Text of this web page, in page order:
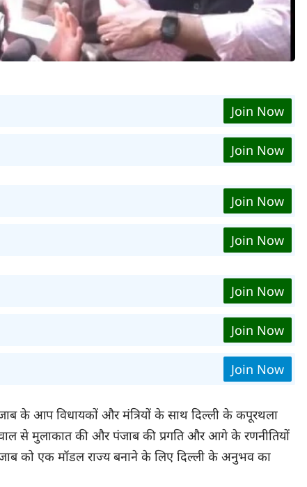
Join Now
Join Now
Join Now
Join Now
Join Now
Join Now
Join Now
के आप विधायकों और मंत्रियों के साथ दिल्ली के कपूरथला
से मुलाकात की और पंजाब की प्रगति और आगे के रणनीतियों
को एक मॉडल राज्य बनाने के लिए दिल्ली के अनुभव का